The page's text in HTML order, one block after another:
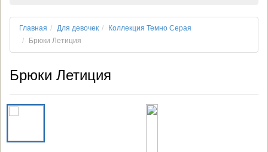
Главная Для девочек
Коллекция Темно Серая
Брюки Летиция
Брюки Летиция